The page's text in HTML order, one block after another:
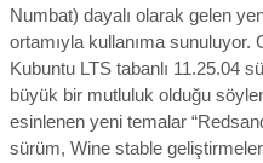
Numbat) dayalı olarak gelen
ortamıyla kullanıma sunuluyor.
Kubuntu LTS tabanlı 11.25.04
büyük bir mutluluk olduğu
esinlenen yeni temalar
sürüm, Wine stable